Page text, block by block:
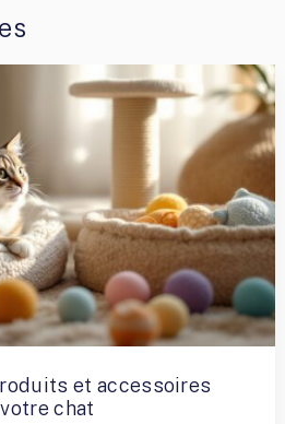
et accessoires
chat